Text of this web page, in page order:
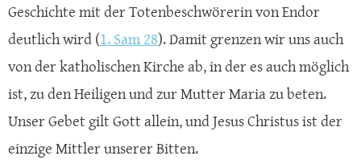
Geschichte mit der Totenbeschwörerin von Endor
deutlich wird (1. Sam 28). Damit grenzen wir uns auch
von der katholischen Kirche ab, in der es auch möglich
ist, zu den Heiligen und zur Mutter Maria zu beten.
Unser Gebet gilt Gott allein, und Jesus Christus ist der
einzige Mittler unserer Bitten.